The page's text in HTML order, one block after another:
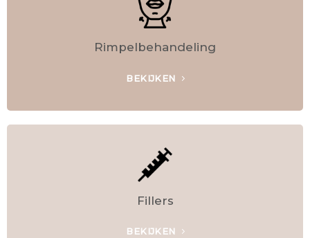
Rimpelbehandeling
BEKIJKEN
Fillers
BEKIJKEN